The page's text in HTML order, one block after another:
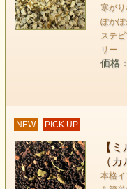
寒が
ぽか
ステ
リー
価格
NEW PICK UP
【
（
本格